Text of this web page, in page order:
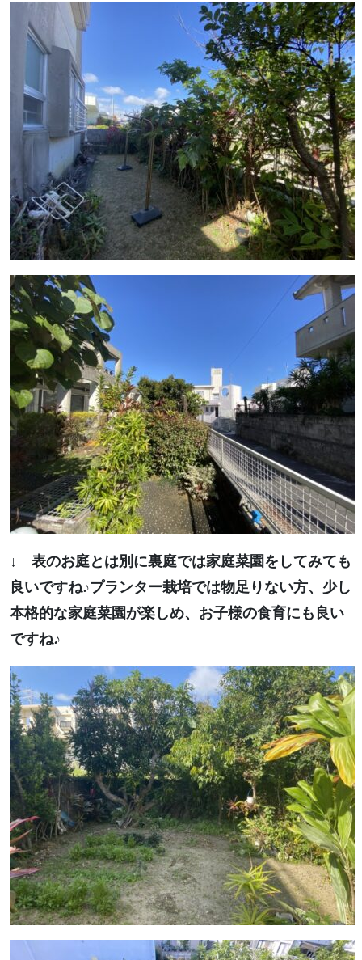
↓ 表のお庭とは別に裏庭では家庭菜園をしてみても
良いですね♪プランター栽培では物足りない方、少し
本格的な家庭菜園が楽しめ、お子様の食育にも良い
ですね♪